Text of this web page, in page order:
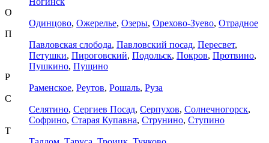
О
Одинцово, Ожерелье, Озеры, Орехово-Зуево, Отрадное
П
Павловская слобода, Павловский посад, Пересвет,
Петушки, Пироговский, Подольск, Покров, Протвино,
Пушкино, Пущино
Р
Раменское, Реутов, Рошаль, Руза
С
Селятино, Сергиев Посад, Серпухов, Солнечногорск,
Софрино, Старая Купавна, Струнино, Ступино
Т